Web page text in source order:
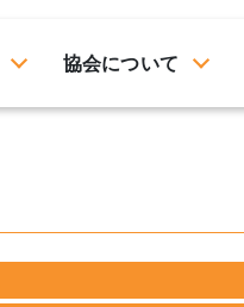
協会について